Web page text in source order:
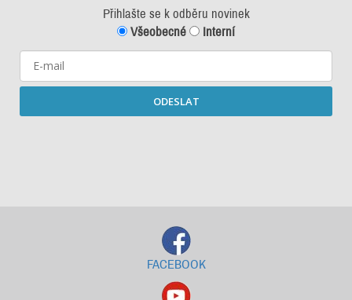
Přihlašte se k odběru novinek
Všeobecné
Interní
ODESLAT
FACEBOOK